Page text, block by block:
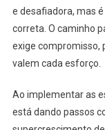
e desafiadora, mas
correta. O caminho
exige compromisso,
valem cada esforço.
Ao implementar as
está dando passos